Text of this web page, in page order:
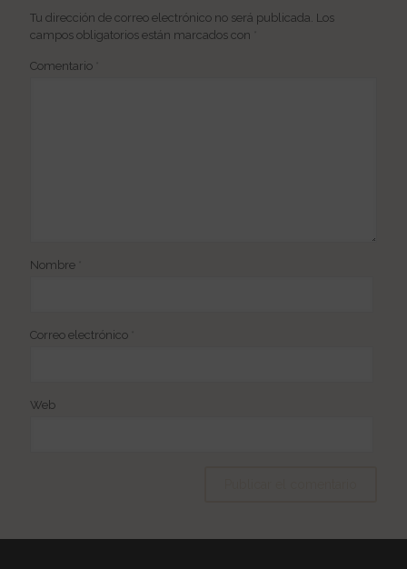
Tu dirección de correo electrónico no será publicada. Los
campos obligatorios están marcados con
Comentario
Nombre
Correo electrónico
Web